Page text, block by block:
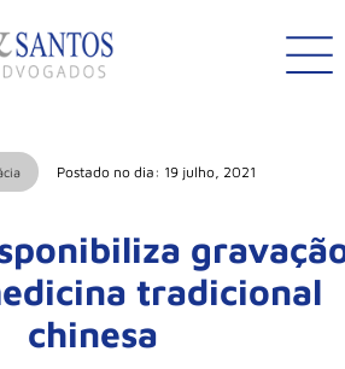
Postado no dia: 19 julho, 2021
tradicional
chinesa